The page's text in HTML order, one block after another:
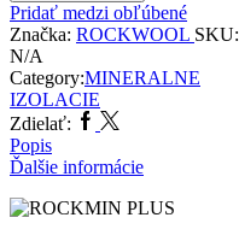
Pridať medzi obľúbené
Značka: ROCKWOOL SKU:
N/A
Category:MINERALNE
IZOLACIE
Zdielať: Facebook
Twitter
Popis
Ďalšie informácie